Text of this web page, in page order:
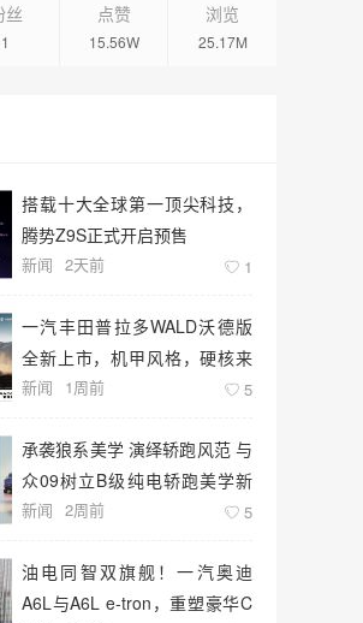
丝
1
点赞
15.56W
浏览
25.17M
搭载十大全球第一顶尖科技，
腾势Z9S正式开启预售
新闻 2天前 1
一汽丰田普拉多WALD沃德版
全新上市，机甲风格，硬核来
袭！
新闻 1周前 5
承袭狼系美学 演绎轿跑风范 与
众09树立B级纯电轿跑美学新
标杆
新闻 2周前 5
油电同智双旗舰！一汽奥迪
A6L与A6L e-tron，重塑豪华C